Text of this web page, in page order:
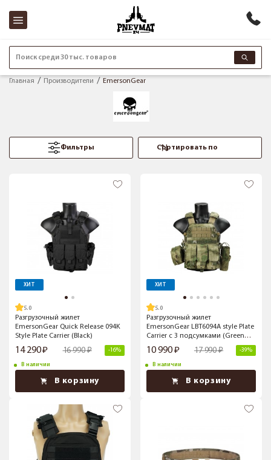
Поиск среди 30 тыс. товаров
Главная Производители EmersonGear
Фильтры
ХИТ
5.0
Разгрузочный жилет
EmersonGear Quick Release 094K
Style Plate Carrier (Black)
14 290 16 990 -16%
В наличии
В корзину
ХИТ
5.0
Разгрузочный жилет
EmersonGear LBT6094A style Plate
Carrier с 3 подсумками (Green
Camo)
10 990 17 990 -39%
В наличии
В корзину